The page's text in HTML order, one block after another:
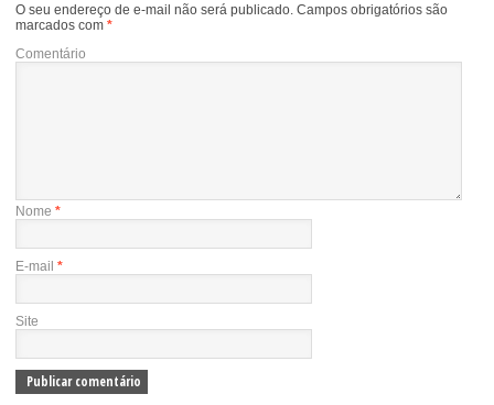
O seu endereço de e-mail não será publicado. Campos obrigatórios são
marcados com *
Comentário
Nome *
E-mail *
Site